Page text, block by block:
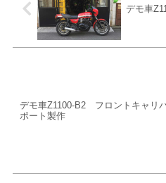
デモ車
デモ車Z1100-B2 フロントキャリ
ポート製作